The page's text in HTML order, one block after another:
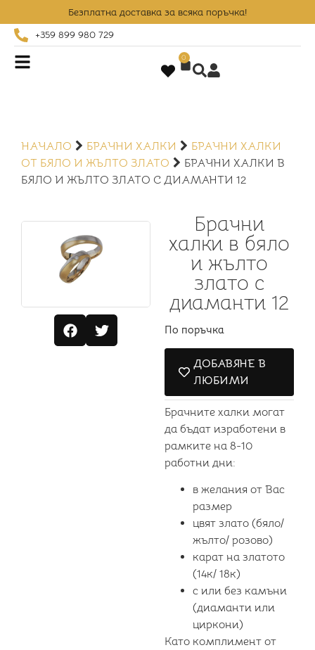
Безплатна доставка за всяка поръчка!
+359 899 980 729
0
НАЧАЛО БРАЧНИ ХАЛКИ
БРАЧНИ ХАЛКИ
ОТ БЯЛО И ЖЪЛТО ЗЛАТО
БРАЧНИ ХАЛКИ В
БЯЛО И ЖЪЛТО ЗЛАТО С ДИАМАНТИ 12
Брачни
халки в бяло
и жълто
злато с
диаманти 12
По поръчка
ДОБАВЯНЕ В
ЛЮБИМИ
Брачните халки могат
да бъдат изработени в
рамките на 8-10
работни дни:
в желания от Вас
размер
цвят злато (бяло/
жълто/ розово)
карат на златото
(14к/ 18к)
с или без камъни
(диаманти или
циркони)
Като комплимент от